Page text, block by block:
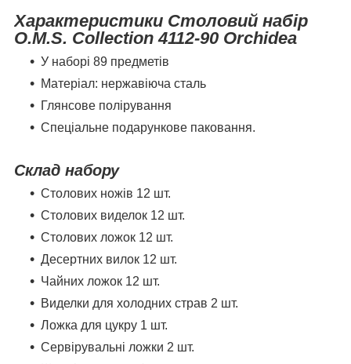
Характеристики Столовий набір
O.M.S. Collection 4112-90 Orchidea
У наборі 89 предметів
Матеріал: нержавіюча сталь
Глянсове полірування
Спеціальне подарункове паковання.
Склад набору
Столових ножів 12 шт.
Столових виделок 12 шт.
Столових ложок 12 шт.
Десертних вилок 12 шт.
Чайних ложок 12 шт.
Виделки для холодних страв 2 шт.
Ложка для цукру 1 шт.
Сервірувальні ложки 2 шт.